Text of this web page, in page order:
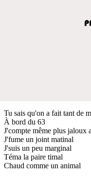
Tu sais qu'on a fait tant de
À bord du 63
J'compte même plus jaloux
J'fume un joint matinal
J'suis un peu marginal
Téma la paire timal
Chaud comme un animal